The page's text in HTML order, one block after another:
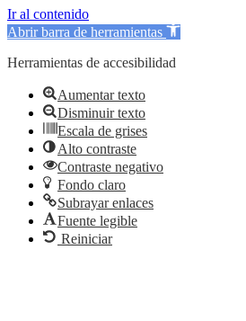
Ir al contenido
Abrir barra de herramientas
Herramientas de accesibilidad
Aumentar texto
Disminuir texto
Escala de grises
Alto contraste
Contraste negativo
Fondo claro
Subrayar enlaces
Fuente legible
Reiniciar